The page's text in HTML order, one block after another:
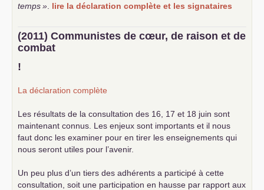
temps» lire la déclaration complète et les signataires
(2011) Communistes de cœur, de raison et de
combat
!
La déclaration complète
Les résultats de la consultation des 16, 17 et 18 juin sont
maintenant connus. Les enjeux sont importants et il nous
faut donc les examiner pour en tirer les enseignements qui
nous seront utiles pour l’avenir.
Un peu plus d’un tiers des adhérents a participé à cette
consultation, soit une participation en hausse par rapport aux